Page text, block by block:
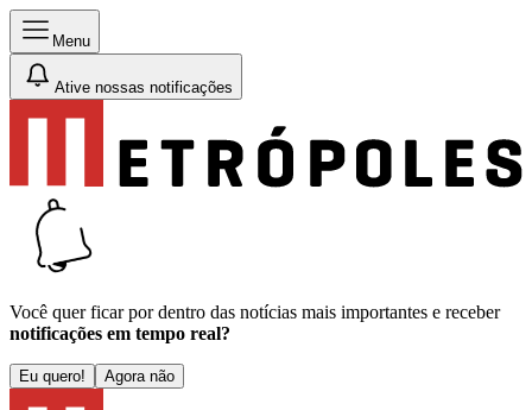
Menu
Ative nossas notificações
Você quer ficar por dentro das notícias mais importantes e receber
notificações em tempo real?
Eu quero! Agora não